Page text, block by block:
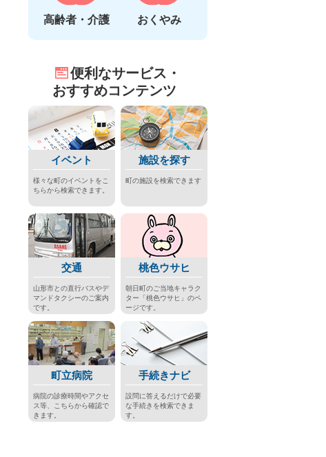
高齢者・介護 おくやみ
便利なサービス・
おすすめコンテンツ
イベント
様々な町のイベントをこ
ちらから検索できます。
施設を探す
町の施設を検索できます
交通
山形市との直行バスやデ
マンドタクシーのご案内
です。
桃色ウサヒ
朝日町のご当地キャラク
ター「桃色ウサヒ」のペ
ージです。
町立病院
病院の診療時間やアクセ
ス等、こちらから確認で
きます。
手続きナビ
設問に答えるだけで必要
な手続きを検索できま
す。